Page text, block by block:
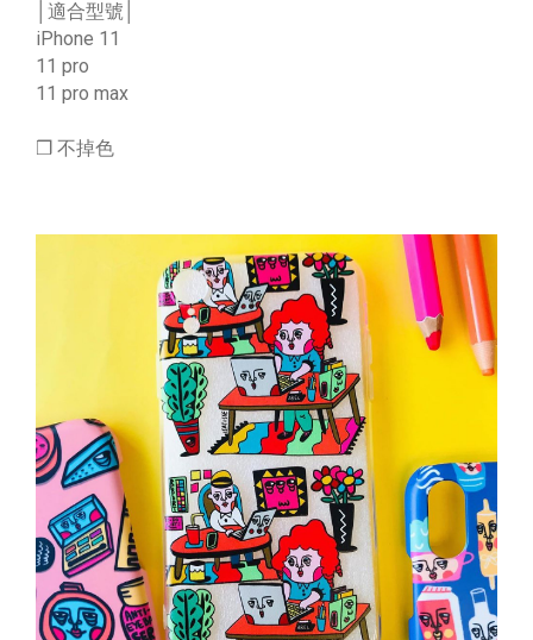
│適合型號│
iPhone 11
11 pro
11 pro max
❒ 不掉色